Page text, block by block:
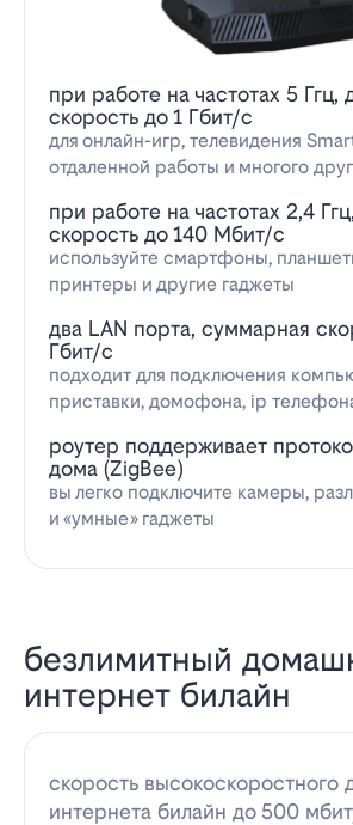
при работе на частотах 5 Ггц,
скорость до 1 Гбит/с
для онлайн-игр, телевидения
отдаленной работы и многого
при работе на частотах 2,4
скорость до 140 Мбит/с
используйте смартфоны,
принтеры и другие гаджеты
два LAN порта, суммарная
Гбит/с
подходит для подключения
приставки, домофона, ip
роутер поддерживает
дома (ZigBee)
вы легко подключите камеры,
и «умные» гаджеты
безлимитный
интернет билайн
скорость высокоскоростного
интернета билайн до 500